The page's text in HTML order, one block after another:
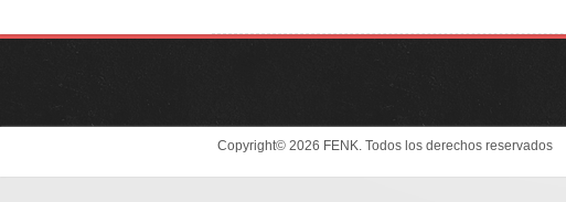
Copyright© 2026 FENK. Todos los derechos reservados